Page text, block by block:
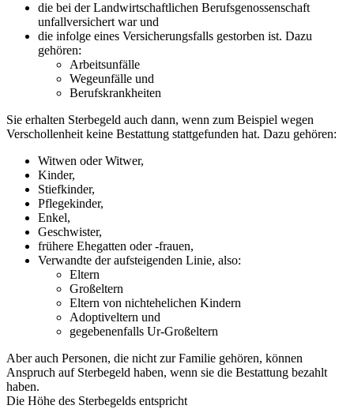
die bei der Landwirtschaftlichen Berufsgenossenschaft
unfallversichert war und
die infolge eines Versicherungsfalls gestorben ist. Dazu
gehören:
Arbeitsunfälle
Wegeunfälle und
Berufskrankheiten
Sie erhalten Sterbegeld auch dann, wenn zum Beispiel wegen
Verschollenheit keine Bestattung stattgefunden hat. Dazu gehören:
Witwen oder Witwer,
Kinder,
Stiefkinder,
Pflegekinder,
Enkel,
Geschwister,
frühere Ehegatten oder -frauen,
Verwandte der aufsteigenden Linie, also:
Eltern
Großeltern
Eltern von nichtehelichen Kindern
Adoptiveltern und
gegebenenfalls Ur-Großeltern
Aber auch Personen, die nicht zur Familie gehören, können
Anspruch auf Sterbegeld haben, wenn sie die Bestattung bezahlt
haben.
Die Höhe des Sterbegelds entspricht